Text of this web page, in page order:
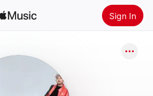
Sign In